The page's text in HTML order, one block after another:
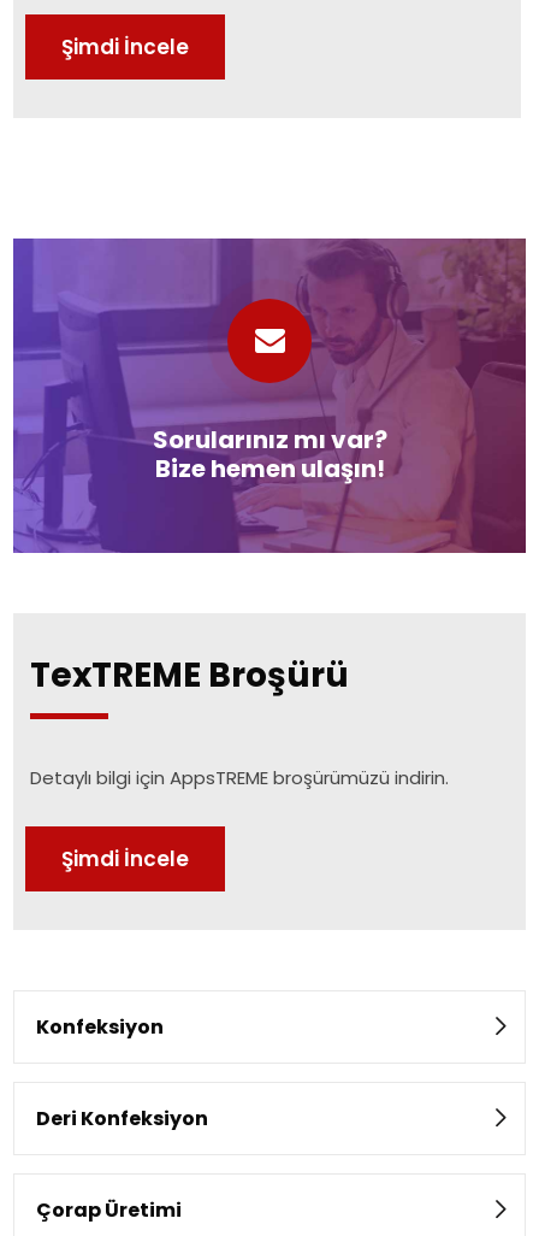
Şimdi İncele
Sorularınız mı var?
Bize hemen ulaşın!
TexTREME Broşürü
Detaylı bilgi için AppsTREME broşürümüzü indirin.
Şimdi İncele
Konfeksiyon
Deri Konfeksiyon
Çorap Üretimi